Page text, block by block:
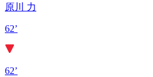
原川 力
62’
62’